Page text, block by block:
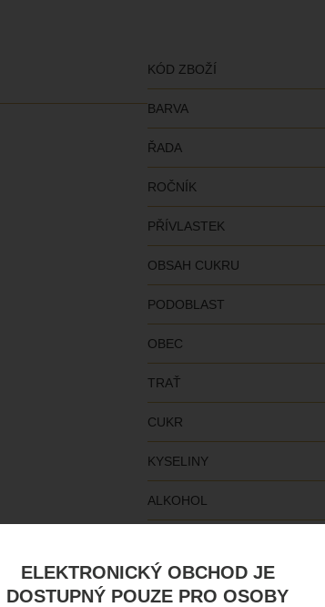
KÓD ZBOŽÍ
BARVA
ŘADA
ROČNÍK
PŘÍVLASTEK
OBSAH CUKRU
PODOBLAST
OBEC
TRAŤ
CUKR
KYSELINY
ALKOHOL
ALERGENY
ELEKTRONICKÝ OBCHOD JE
DOSTUPNÝ POUZE PRO OSOBY